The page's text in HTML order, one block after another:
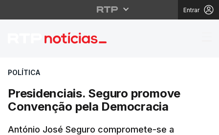
Entrar
Presidenciais.
POLÍTICA
Presidenciais. Seguro promove
Convenção pela Democracia
António José Seguro compromete-se a